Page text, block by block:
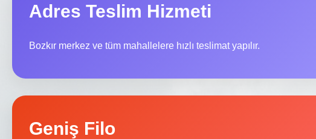
Adres Teslim Hizmeti
Bozkır merkez ve tüm mahallelere hızlı teslimat yapılır.
Geniş Filo